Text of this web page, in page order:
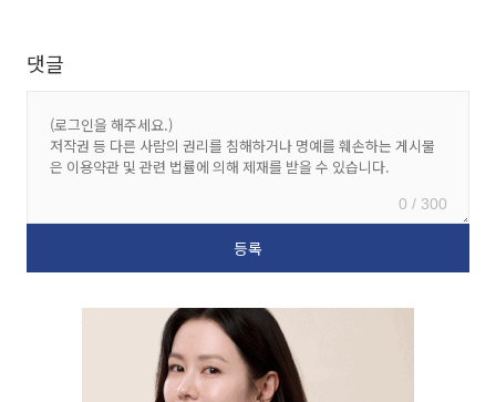
댓글
0 / 300